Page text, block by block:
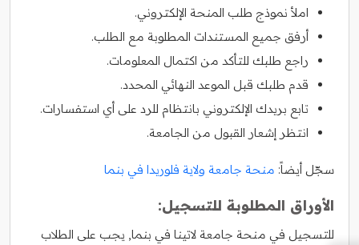
املأ نموذج طلب المنحة الإلكتروني.
أرفق جميع المستندات المطلوبة مع الطلب.
راجع طلبك للتأكد من اكتمال المعلومات.
قدم طلبك قبل الموعد النهائي المحدد.
تابع بريدك الإلكتروني بانتظام للرد على أي استفسارات.
انتظر إشعار القبول من الجامعة.
سجّل أيضاً: منحة جامعة ولاية فلوريدا في بنما
الأوراق المطلوبة للتسجيل:
للتسجيل في منحة جامعة لاتينا في بنما, يجب على الطلاب